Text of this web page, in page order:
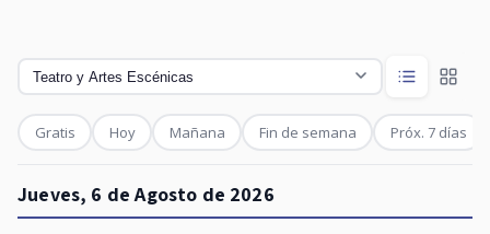
Gratis Hoy Mañana Fin de semana Próx. 7 días
Jueves, 6 de Agosto de 2026